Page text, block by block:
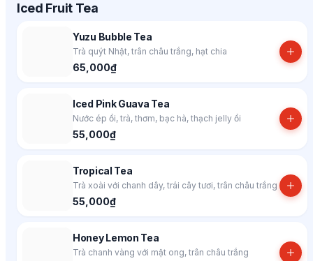
Iced Fruit Tea
Yuzu Bubble Tea
Trà quýt Nhật, trân châu trắng, hạt chia
65,000₫
Iced Pink Guava Tea
Nước ép ổi, trà, thơm, bạc hà, thạch jelly ổi
55,000₫
Tropical Tea
Trà xoài với chanh dây, trái cây tươi, trân châu trắng
55,000₫
Honey Lemon Tea
Trà chanh vàng với mật ong, trân châu trắng